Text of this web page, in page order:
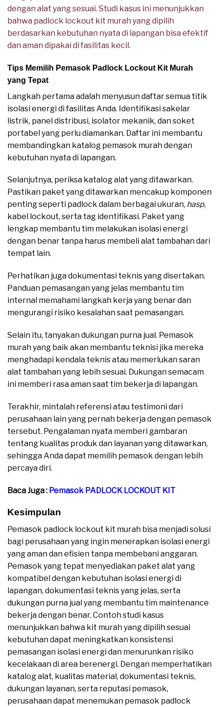
dengan alat yang sesuai. Studi kasus ini menunjukkan
bahwa padlock lockout kit murah yang dipilih
berdasarkan kebutuhan nyata di lapangan bisa efektif
dan aman dipakai di fasilitas kecil.
Tips Memilih Pemasok Padlock Lockout Kit Murah
yang Tepat
Langkah pertama adalah menyusun daftar semua titik
isolasi energi di fasilitas Anda. Identifikasi sakelar
listrik, panel distribusi, isolator mekanik, dan soket
portabel yang perlu diamankan. Daftar ini membantu
membandingkan katalog pemasok murah dengan
kebutuhan nyata di lapangan.
Selanjutnya, periksa katalog alat yang ditawarkan.
Pastikan paket yang ditawarkan mencakup komponen
penting seperti padlock dalam berbagai ukuran, hasp,
kabel lockout, serta tag identifikasi. Paket yang
lengkap membantu tim melakukan isolasi energi
dengan benar tanpa harus membeli alat tambahan dari
tempat lain.
Perhatikan juga dokumentasi teknis yang disertakan.
Panduan pemasangan yang jelas membantu tim
internal memahami langkah kerja yang benar dan
mengurangi risiko kesalahan saat pemasangan.
Selain itu, tanyakan dukungan purna jual. Pemasok
murah yang baik akan membantu teknisi jika mereka
menghadapi kendala teknis atau memerlukan saran
alat tambahan yang lebih sesuai. Dukungan semacam
ini memberi rasa aman saat tim bekerja di lapangan.
Terakhir, mintalah referensi atau testimoni dari
perusahaan lain yang pernah bekerja dengan pemasok
tersebut. Pengalaman nyata memberi gambaran
tentang kualitas produk dan layanan yang ditawarkan,
sehingga Anda dapat memilih pemasok dengan lebih
percaya diri.
Baca Juga : Pemasok PADLOCK LOCKOUT KIT
Kesimpulan
Pemasok padlock lockout kit murah bisa menjadi solusi
bagi perusahaan yang ingin menerapkan isolasi energi
yang aman dan efisien tanpa membebani anggaran.
Pemasok yang tepat menyediakan paket alat yang
kompatibel dengan kebutuhan isolasi energi di
lapangan, dokumentasi teknis yang jelas, serta
dukungan purna jual yang membantu tim maintenance
bekerja dengan benar. Contoh studi kasus
menunjukkan bahwa kit murah yang dipilih sesuai
kebutuhan dapat meningkatkan konsistensi
pemasangan isolasi energi dan menurunkan risiko
kecelakaan di area berenergi. Dengan memperhatikan
katalog alat, kualitas material, dokumentasi teknis,
dukungan layanan, serta reputasi pemasok,
perusahaan dapat menemukan pemasok padlock